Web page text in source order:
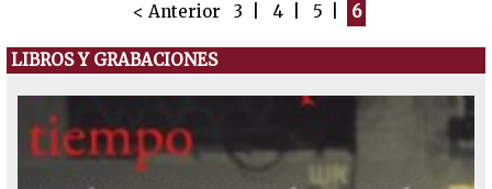
< Anterior 3 4 5 6
LIBROS Y GRABACIONES